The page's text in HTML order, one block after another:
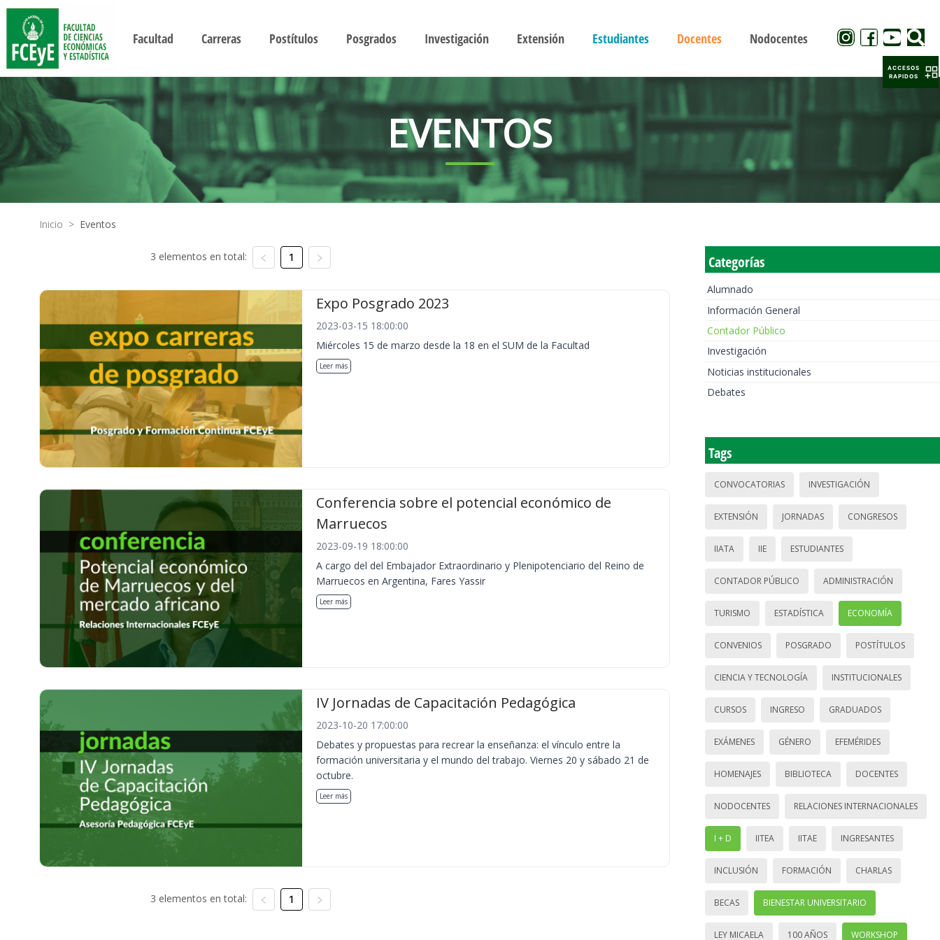
Facultad Carreras Postítulos Posgrados Investigación Extensión Estudiantes Docentes Nodocentes
EVENTOS
Inicio > Eventos
3 elementos en total: 1
Expo Posgrado 2023
2023-03-15 18:00:00
Miércoles 15 de marzo desde la 18 en el SUM de la Facultad
Leer más
Conferencia sobre el potencial económico de
Marruecos
2023-09-19 18:00:00
A cargo del del Embajador Extraordinario y Plenipotenciario del Reino de
Marruecos en Argentina, Fares Yassir
Leer más
IV Jornadas de Capacitación Pedagógica
2023-10-20 17:00:00
Debates y propuestas para recrear la enseñanza: el vínculo entre la
formación universitaria y el mundo del trabajo. Viernes 20 y sábado 21 de
octubre.
Leer más
3 elementos en total: 1
Categorías
Alumnado
Información General
Contador Público
Investigación
Noticias institucionales
Debates
Tags
CONVOCATORIAS INVESTIGACIÓN
EXTENSIÓN JORNADAS CONGRESOS
IIATA IIE ESTUDIANTES
CONTADOR PÚBLICO ADMINISTRACIÓN
TURISMO ESTADÍSTICA ECONOMÍA
CONVENIOS POSGRADO POSTÍTULOS
CIENCIA Y TECNOLOGÍA INSTITUCIONALES
CURSOS INGRESO GRADUADOS
EXÁMENES GÉNERO EFEMÉRIDES
HOMENAJES BIBLIOTECA DOCENTES
NODOCENTES RELACIONES INTERNACIONALES
I + D IITEA IITAE INGRESANTES
INCLUSIÓN FORMACIÓN CHARLAS
BECAS BIENESTAR UNIVERSITARIO
LEY MICAELA 100 AÑOS WORKSHOP
ACCESOS
RAPIDOS